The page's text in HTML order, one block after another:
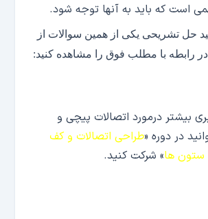
است که باید به آنها توجه شود.
حل تشریحی یکی از همین سوالات از
بیشتر درمورد اتصالات پیچی و
در دوره «طراحی اتصالات و کف
ستون ها» شرکت کنید.